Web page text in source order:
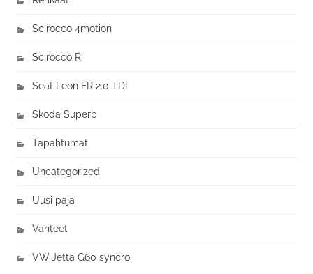
Scirocco 4motion
Scirocco R
Seat Leon FR 2.0 TDI
Skoda Superb
Tapahtumat
Uncategorized
Uusi paja
Vanteet
VW Jetta G60 syncro